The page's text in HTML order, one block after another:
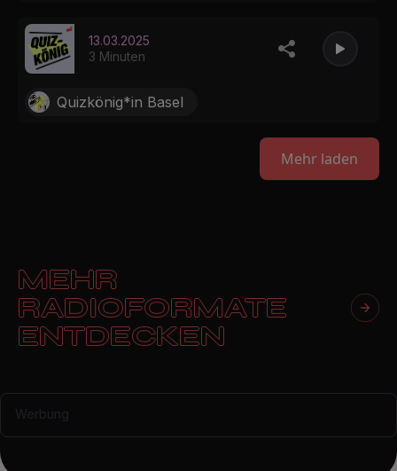
13.03.2025
3 Minuten
Quizkönig*in Basel
Mehr laden
MEHR
RADIOFORMATE
ENTDECKEN
Werbung